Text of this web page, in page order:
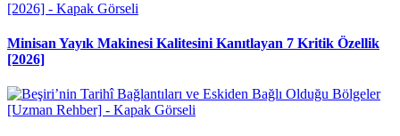
Minisan Yayık Makinesi Kalitesini Kanıtlayan 7 Kritik Özellik
[2026]